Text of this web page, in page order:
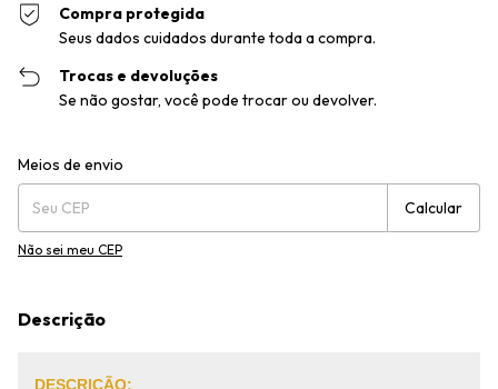
Compra protegida
Seus dados cuidados durante toda a compra.
Trocas e devoluções
Se não gostar, você pode trocar ou devolver.
Entregas para o CEP:
Meios de envio
Calcular
Não sei meu CEP
Descrição
DESCRIÇÃO: